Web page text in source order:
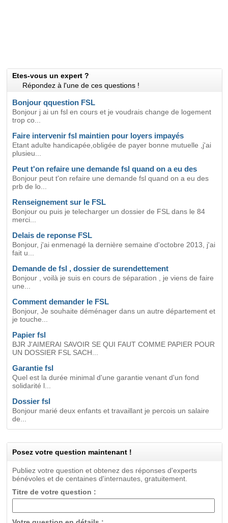
Etes-vous un expert ?
Répondez à l'une de ces questions !
Bonjour qquestion FSL
Bonjour j ai un fsl en cours et je voudrais change de logement
trop co...
Faire intervenir fsl maintien pour loyers impayés
Etant adulte handicapée,obligée de payer bonne mutuelle ,j'ai
plusieu...
Peut t'on refaire une demande fsl quand on a eu des
Bonjour peut t'on refaire une demande fsl quand on a eu des
prb de lo...
Renseignement sur le FSL
Bonjour ou puis je telecharger un dossier de FSL dans le 84
merci...
Delais de reponse FSL
Bonjour, j'ai enmenagé la dernière semaine d'octobre 2013, j'ai
fait u...
Demande de fsl , dossier de surendettement
Bonjour , voilà je suis en cours de séparation , je viens de faire
une...
Comment demander le FSL
Bonjour, Je souhaite déménager dans un autre département et
je touche...
Papier fsl
BJR J'AIMERAI SAVOIR SE QUI FAUT COMME PAPIER POUR
UN DOSSIER FSL SACH...
Garantie fsl
Quel est la durée minimal d'une garantie venant d'un fond
solidarité l...
Dossier fsl
Bonjour marié deux enfants et travaillant je percois un salaire
de...
Posez votre question maintenant !
Publiez votre question et obtenez des réponses d'experts
bénévoles et de centaines d'internautes, gratuitement.
Titre de votre question :